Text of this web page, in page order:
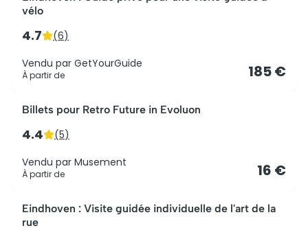
vélo
4.7 (6)
Vendu par GetYourGuide
À partir de 185 €
Billets pour Retro Future in Evoluon
4.4 (5)
Vendu par Musement
À partir de 16 €
Eindhoven : Visite guidée individuelle de l'art de la
rue